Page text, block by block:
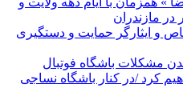
در مازندران
و ایثارگر حمایت و دستگیری
مشکلات باشگاه فوتبال
کرد /در کنار باشگاه نساجی